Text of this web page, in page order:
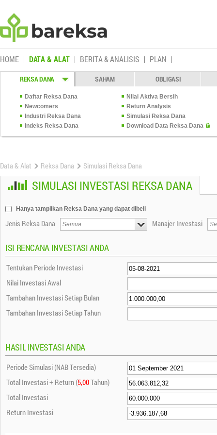
HOME DATA & ALAT BERITA & ANALISIS PLAN
REKSA DANA SAHAM OBLIGASI
Daftar Reksa Dana
Nilai Aktiva Bersih
Newcomers
Return Analysis
Industri Reksa Dana
Simulasi Reksa Dana
Indeks Reksa Dana
Download Data Reksa Dana
Data & Alat Reksa Dana Simulasi Reksa Dana
SIMULASI INVESTASI REKSA DANA
Hanya tampilkan Reksa Dana yang dapat dibeli
Jenis Reksa Dana Manajer Investasi
ISI RENCANA INVESTASI ANDA
Tentukan Periode Investasi
Nilai Investasi Awal
Tambahan Investasi Setiap Bulan
Tambahan Investasi Setiap Tahun
HASIL INVESTASI ANDA
Periode Simulasi (NAB Tersedia)
Total Investasi + Return (5,00Tahun)
Total Investasi
Return Investasi